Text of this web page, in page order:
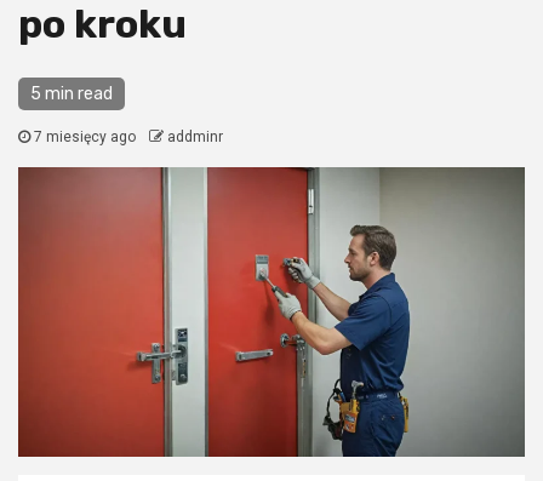
po kroku
5 min read
7 miesięcy ago addminr